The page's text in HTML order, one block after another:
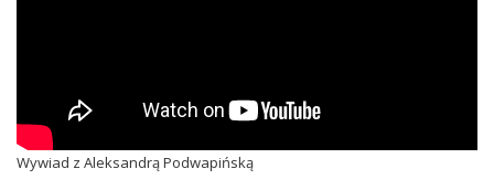
Wywiad z Aleksandrą Podwapińską